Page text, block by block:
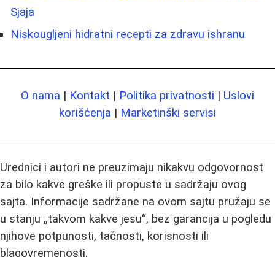
Sjaja
Niskougljeni hidratni recepti za zdravu ishranu
O nama | Kontakt | Politika privatnosti | Uslovi
korišćenja | Marketinški servisi
Urednici i autori ne preuzimaju nikakvu odgovornost
za bilo kakve greške ili propuste u sadržaju ovog
sajta. Informacije sadržane na ovom sajtu pružaju se
u stanju „takvom kakve jesu“, bez garancija u pogledu
njihove potpunosti, tačnosti, korisnosti ili
blagovremenosti.